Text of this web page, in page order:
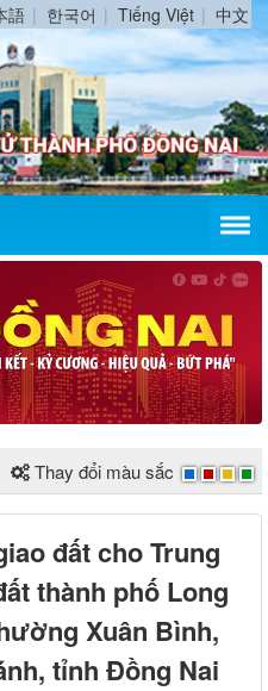
語 한국어 Tiếng Việt 中文
Thay đổi màu sắc
đất cho Trung
thành phố Long
Xuân Bình,
tỉnh Đồng Nai